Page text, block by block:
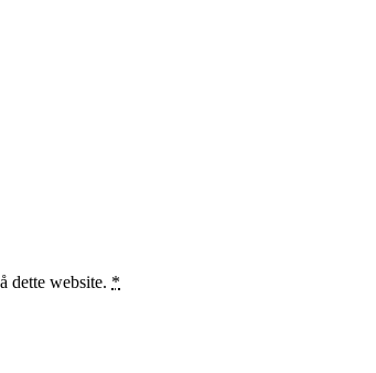
dette website. *